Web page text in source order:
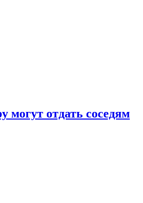
могут отдать соседям